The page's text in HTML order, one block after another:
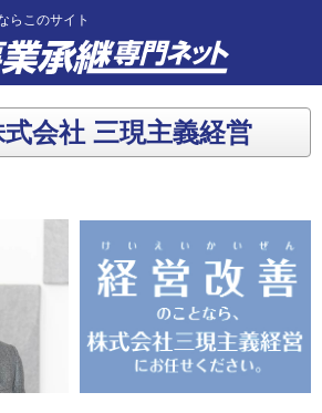
らこのサイト
会社 三現主義経営